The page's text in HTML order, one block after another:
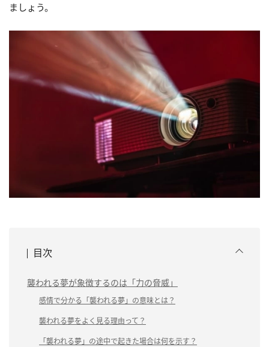
ましょう。
目次
襲われる夢が象徴するのは「力の脅威」
感情で分かる「襲われる夢」の意味とは？
襲われる夢をよく見る理由って？
「襲われる夢」の途中で起きた場合は何を示す？